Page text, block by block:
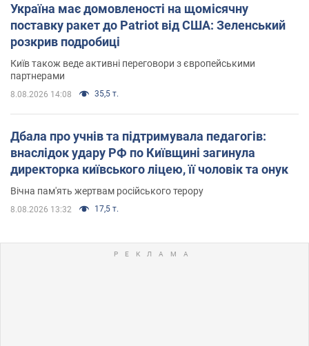
Україна має домовленості на щомісячну
поставку ракет до Patriot від США: Зеленський
розкрив подробиці
Київ також веде активні переговори з європейськими
партнерами
8.08.2026 14:08 35,5 т.
Дбала про учнів та підтримувала педагогів:
внаслідок удару РФ по Київщині загинула
директорка київського ліцею, її чоловік та онук
Вічна пам'ять жертвам російського терору
8.08.2026 13:32 17,5 т.